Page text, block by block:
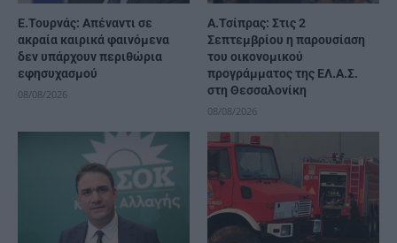
Ε.Τουρνάς: Απέναντι σε
ακραία καιρικά φαινόμενα
δεν υπάρχουν περιθώρια
εφησυχασμού
08/08/2026
Α.Τσίπρας: Στις 2
Σεπτεμβρίου η παρουσίαση
του οικονομικού
προγράμματος της ΕΛ.Α.Σ.
στη Θεσσαλονίκη
08/08/2026